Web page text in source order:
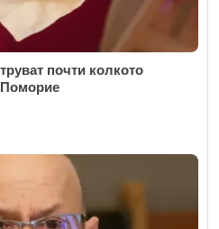
почти колкото
Поморие